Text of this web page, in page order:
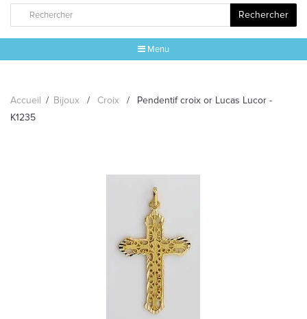
Rechercher
Menu
LES GEORGETTES
SWAROVSKI
BONNES AFFAIRES
CARTES CADEAUX
IDÉE CADEAUX
Accueil / Bijoux / Croix /
Pendentif croix or Lucas Lucor -
K1235